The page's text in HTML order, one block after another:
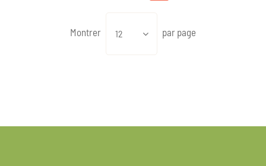
Montrer 12 par page